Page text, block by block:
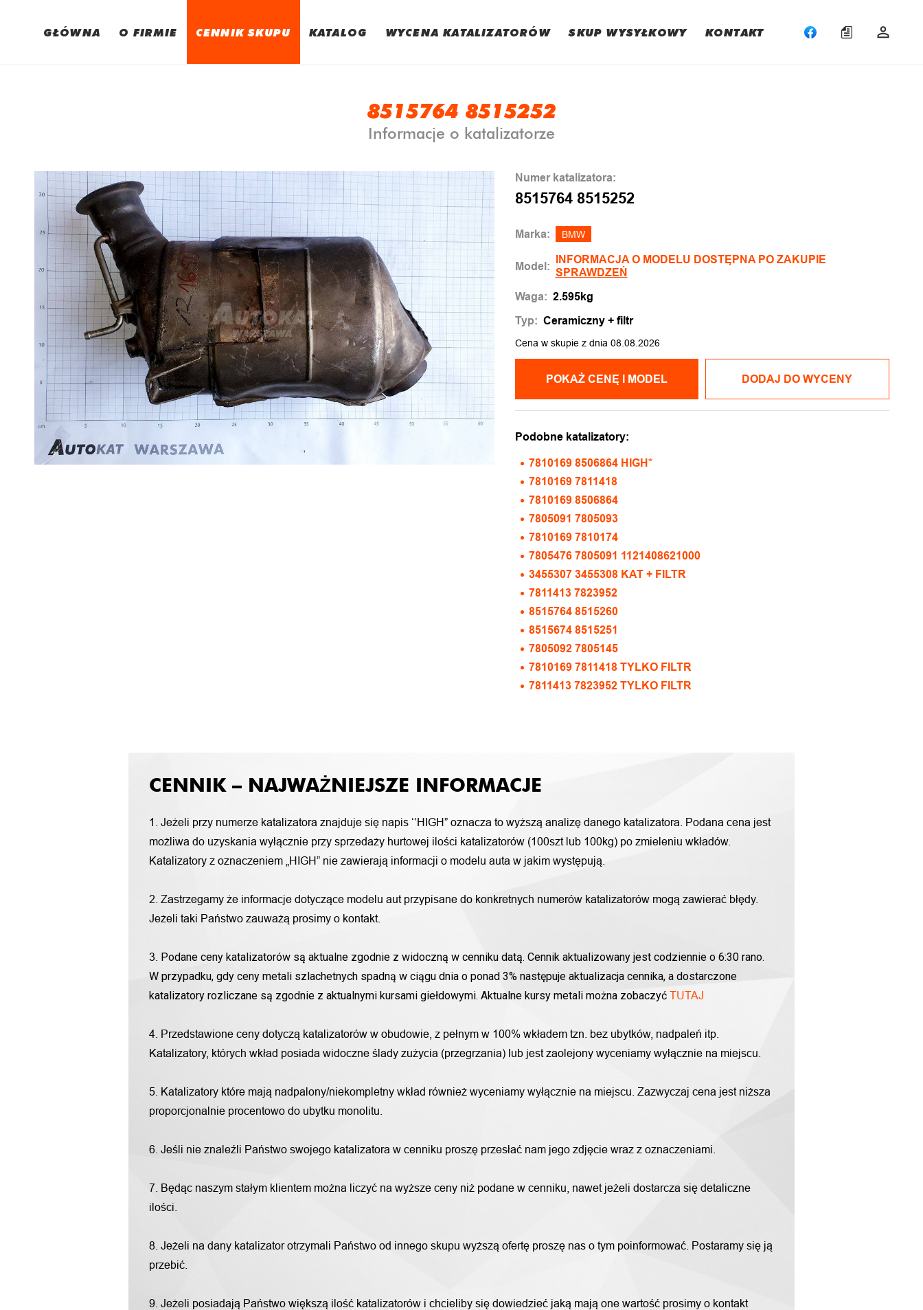
GŁÓWNA O FIRMIE CENNIK SKUPU KATALOG WYCENA KATALIZATORÓW SKUP WYSYŁKOWY KONTAKT
8515764 8515252
Informacje o katalizatorze
Numer katalizatora:
8515764 8515252
Marka: BMW
Model:
INFORMACJA O MODELU DOSTĘPNA PO ZAKUPIE
SPRAWDZEŃ
Waga: 2.595kg
Typ: Ceramiczny + filtr
Cena w skupie z dnia 08.08.2026
POKAŻ CENĘ I MODEL DODAJ DO WYCENY
Podobne katalizatory:
7810169 8506864 HIGH*
7810169 7811418
7810169 8506864
7805091 7805093
7810169 7810174
7805476 7805091 1121408621000
3455307 3455308 KAT + FILTR
7811413 7823952
8515764 8515260
8515674 8515251
7805092 7805145
7810169 7811418 TYLKO FILTR
7811413 7823952 TYLKO FILTR
CENNIK – NAJWAŻNIEJSZE INFORMACJE
1. Jeżeli przy numerze katalizatora znajduje się napis ‘’HIGH” oznacza to wyższą analizę danego katalizatora. Podana cena jest
możliwa do uzyskania wyłącznie przy sprzedaży hurtowej ilości katalizatorów (100szt lub 100kg) po zmieleniu wkładów.
Katalizatory z oznaczeniem „HIGH” nie zawierają informacji o modelu auta w jakim występują.
2. Zastrzegamy że informacje dotyczące modelu aut przypisane do konkretnych numerów katalizatorów mogą zawierać błędy.
Jeżeli taki Państwo zauważą prosimy o kontakt.
3. Podane ceny katalizatorów są aktualne zgodnie z widoczną w cenniku datą. Cennik aktualizowany jest codziennie o 6:30 rano.
W przypadku, gdy ceny metali szlachetnych spadną w ciągu dnia o ponad 3% następuje aktualizacja cennika, a dostarczone
katalizatory rozliczane są zgodnie z aktualnymi kursami giełdowymi. Aktualne kursy metali można zobaczyć TUTAJ
4. Przedstawione ceny dotyczą katalizatorów w obudowie, z pełnym w 100% wkładem tzn. bez ubytków, nadpaleń itp.
Katalizatory, których wkład posiada widoczne ślady zużycia (przegrzania) lub jest zaolejony wyceniamy wyłącznie na miejscu.
5. Katalizatory które mają nadpalony/niekompletny wkład również wyceniamy wyłącznie na miejscu. Zazwyczaj cena jest niższa
proporcjonalnie procentowo do ubytku monolitu.
6. Jeśli nie znaleźli Państwo swojego katalizatora w cenniku proszę przesłać nam jego zdjęcie wraz z oznaczeniami.
7. Będąc naszym stałym klientem można liczyć na wyższe ceny niż podane w cenniku, nawet jeżeli dostarcza się detaliczne
ilości.
8. Jeżeli na dany katalizator otrzymali Państwo od innego skupu wyższą ofertę proszę nas o tym poinformować. Postaramy się ją
przebić.
9. Jeżeli posiadają Państwo większą ilość katalizatorów i chcieliby się dowiedzieć jaką mają one wartość prosimy o kontakt